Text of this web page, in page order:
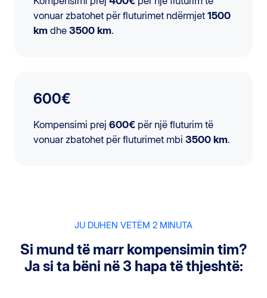
vonuar zbatohet për fluturimet ndërmjet 1500
km dhe 3500 km.
600€
Kompensimi prej 600€ për një fluturim të
vonuar zbatohet për fluturimet mbi 3500 km.
JU DUHEN VETËM 2 MINUTA
Si mund të marr kompensimin tim?
Ja si ta bëni në 3 hapa të thjeshtë: